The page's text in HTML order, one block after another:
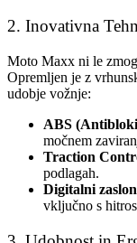
2. Inovativna
Moto Maxx ni le
Opremljen je z
udobje vožnje:
ABS
močnem
Traction
podlagah.
Digitalni
vključno s